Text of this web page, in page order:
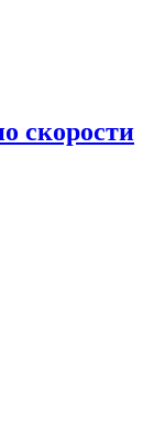
скорости